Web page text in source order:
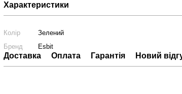
Характеристики
Колір
Зелений
Бренд
Esbit
Доставка Оплата Гарантія Новий